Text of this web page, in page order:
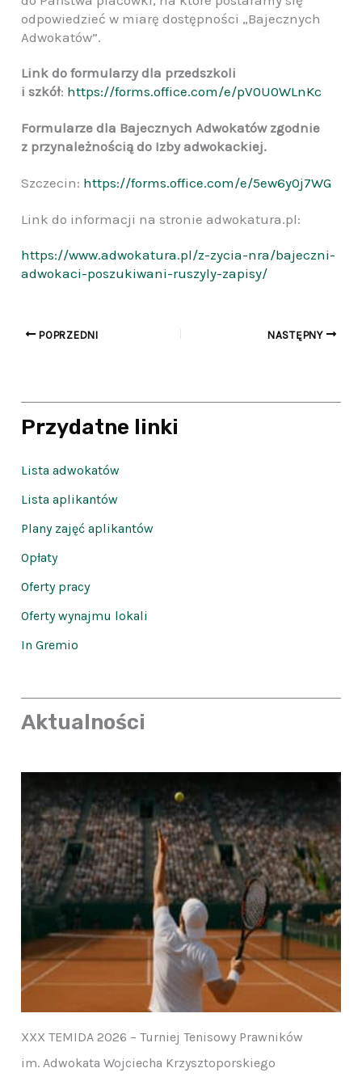
odpowiedzieć w miarę dostępności „Bajecznych
Adwokatów”.
Link do formularzy dla przedszkoli
i szkół: https://forms.office.com/e/pV0U0WLnKc
Formularze dla Bajecznych Adwokatów zgodnie
z przynależnością do Izby adwokackiej.
Szczecin: https://forms.office.com/e/5ew6y0j7WG
Link do informacji na stronie adwokatura.pl:
https://www.adwokatura.pl/z-zycia-nra/bajeczni-
adwokaci-poszukiwani-ruszyly-zapisy/
POPRZEDNI NASTĘPNY
Przydatne linki
Lista adwokatów
Lista aplikantów
Plany zajęć aplikantów
Opłaty
Oferty pracy
Oferty wynajmu lokali
In Gremio
Aktualności
XXX TEMIDA 2026 – Turniej Tenisowy Prawników
im. Adwokata Wojciecha Krzysztoporskiego